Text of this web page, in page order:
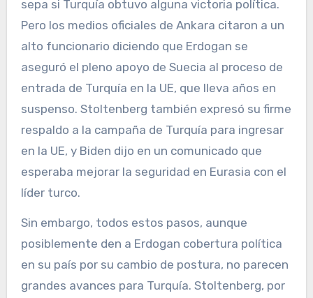
sepa si Turquía obtuvo alguna victoria política.
Pero los medios oficiales de Ankara citaron a un
alto funcionario diciendo que Erdogan se
aseguró el pleno apoyo de Suecia al proceso de
entrada de Turquía en la UE, que lleva años en
suspenso. Stoltenberg también expresó su firme
respaldo a la campaña de Turquía para ingresar
en la UE, y Biden dijo en un comunicado que
esperaba mejorar la seguridad en Eurasia con el
líder turco.
Sin embargo, todos estos pasos, aunque
posiblemente den a Erdogan cobertura política
en su país por su cambio de postura, no parecen
grandes avances para Turquía. Stoltenberg, por